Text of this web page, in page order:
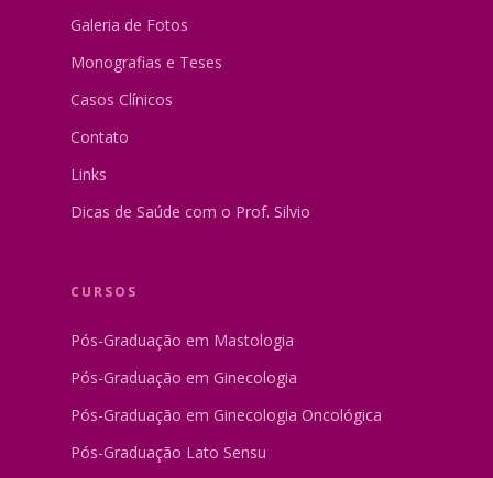
Galeria de Fotos
Monografias e Teses
Casos Clínicos
Contato
Links
Dicas de Saúde com o Prof. Silvio
CURSOS
Pós-Graduação em Mastologia
Pós-Graduação em Ginecologia
Pós-Graduação em Ginecologia Oncológica
Pós-Graduação Lato Sensu